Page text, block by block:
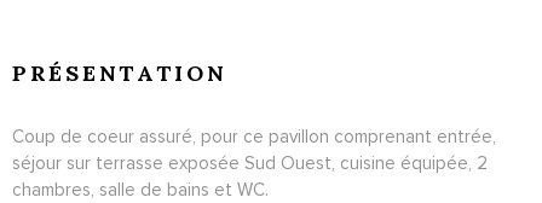
PRÉSENTATION
Coup de coeur assuré, pour ce pavillon comprenant entrée,
séjour sur terrasse exposée Sud Ouest, cuisine équipée, 2
chambres, salle de bains et WC.